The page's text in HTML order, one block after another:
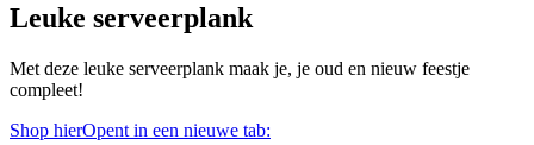
Leuke serveerplank
Met deze leuke serveerplank maak je, je oud en nieuw feestje
compleet!
Shop hierOpent in een nieuwe tab: